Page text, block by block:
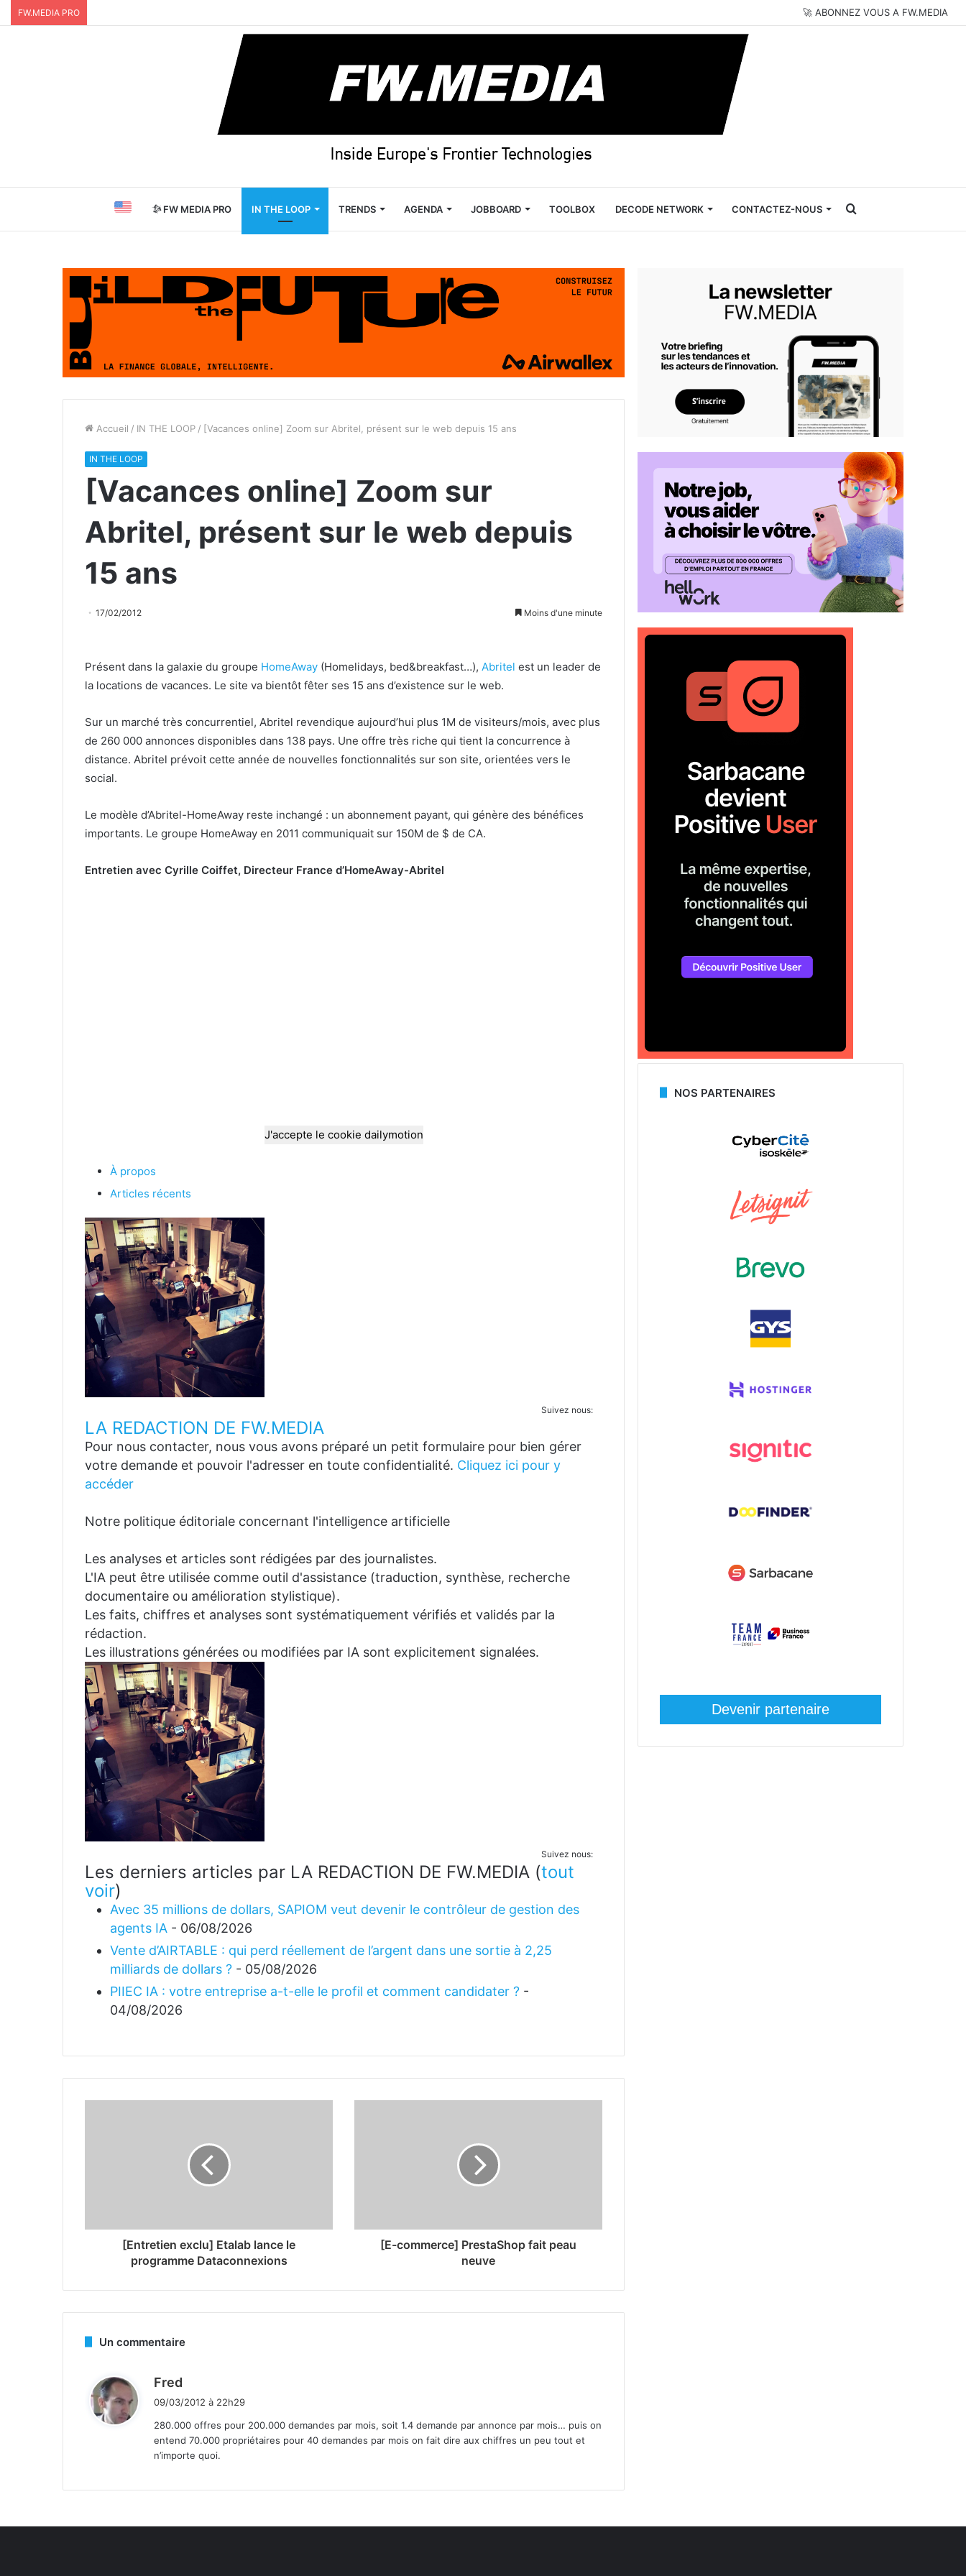
FW.MEDIA PRO 🚀 ABONNEZ VOUS A FW.MEDIA
FW MEDIA PRO IN THE LOOP TRENDS AGENDA JOBBOARD TOOLBOX DECODE NETWORK CONTACTEZ-NOUS Rechercher
Accueil / IN THE LOOP / [Vacances online] Zoom sur Abritel, présent sur le web depuis 15 ans
IN THE LOOP
[Vacances online] Zoom sur
Abritel, présent sur le web depuis
15 ans
17/02/2012 Moins d'une minute
Présent dans la galaxie du groupe HomeAway (Homelidays, bed&breakfast…), Abritel est un leader de
la locations de vacances. Le site va bientôt fêter ses 15 ans d’existence sur le web.
Sur un marché très concurrentiel, Abritel revendique aujourd’hui plus 1M de visiteurs/mois, avec plus
de 260 000 annonces disponibles dans 138 pays. Une offre très riche qui tient la concurrence à
distance. Abritel prévoit cette année de nouvelles fonctionnalités sur son site, orientées vers le
social.
Le modèle d’Abritel-HomeAway reste inchangé : un abonnement payant, qui génère des bénéfices
importants. Le groupe HomeAway en 2011 communiquait sur 150M de $ de CA.
Entretien avec Cyrille Coiffet, Directeur France d’HomeAway-Abritel
J'accepte le cookie dailymotion
À propos
Articles récents
Suivez nous:
LA REDACTION DE FW.MEDIA
Pour nous contacter, nous vous avons préparé un petit formulaire pour bien gérer
votre demande et pouvoir l'adresser en toute confidentialité. Cliquez ici pour y
accéder
Notre politique éditoriale concernant l'intelligence artificielle
Les analyses et articles sont rédigées par des journalistes.
L'IA peut être utilisée comme outil d'assistance (traduction, synthèse, recherche
documentaire ou amélioration stylistique).
Les faits, chiffres et analyses sont systématiquement vérifiés et validés par la
rédaction.
Les illustrations générées ou modifiées par IA sont explicitement signalées.
Suivez nous:
Les derniers articles par LA REDACTION DE FW.MEDIA (tout
voir)
Avec 35 millions de dollars, SAPIOM veut devenir le contrôleur de gestion des
agents IA - 06/08/2026
Vente d’AIRTABLE : qui perd réellement de l’argent dans une sortie à 2,25
milliards de dollars ? - 05/08/2026
PIIEC IA : votre entreprise a-t-elle le profil et comment candidater ? -
04/08/2026
[Entretien exclu] Etalab lance le
programme Dataconnexions
[E-commerce] PrestaShop fait peau
neuve
Un commentaire
Fred
:
09/03/2012 à 22h29
280.000 offres pour 200.000 demandes par mois, soit 1.4 demande par annonce par mois… puis on
entend 70.000 propriétaires pour 40 demandes par mois on fait dire aux chiffres un peu tout et
n’importe quoi.
NOS PARTENAIRES
Devenir partenaire